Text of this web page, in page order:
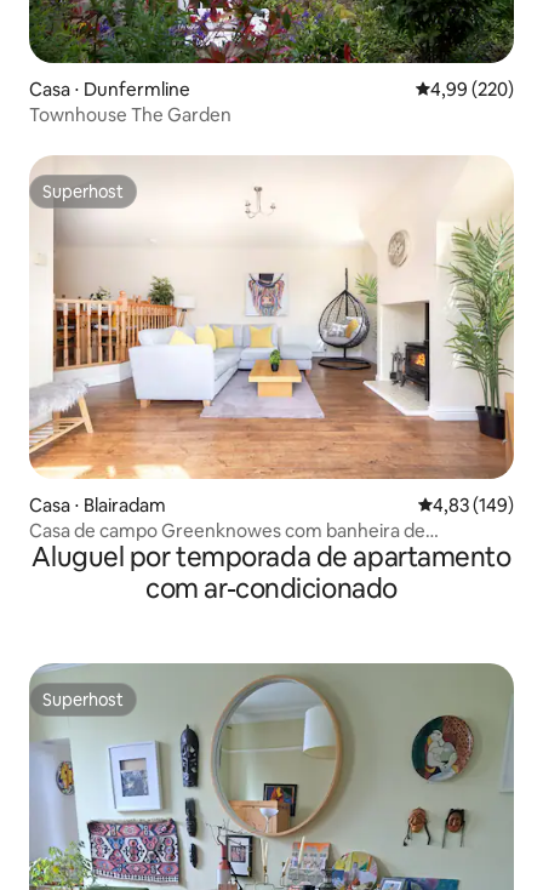
Casa ⋅ Dunfermline 4,99 de uma
4,99 (220)
Townhouse The Garden
Superhost
Superhost
Casa ⋅ Blairadam 4,83 de uma
4,83 (149)
Casa de campo Greenknowes com banheira de
hidromassagem e lareira
Aluguel por temporada de apartamento
com ar-condicionado
Superhost
Superhost